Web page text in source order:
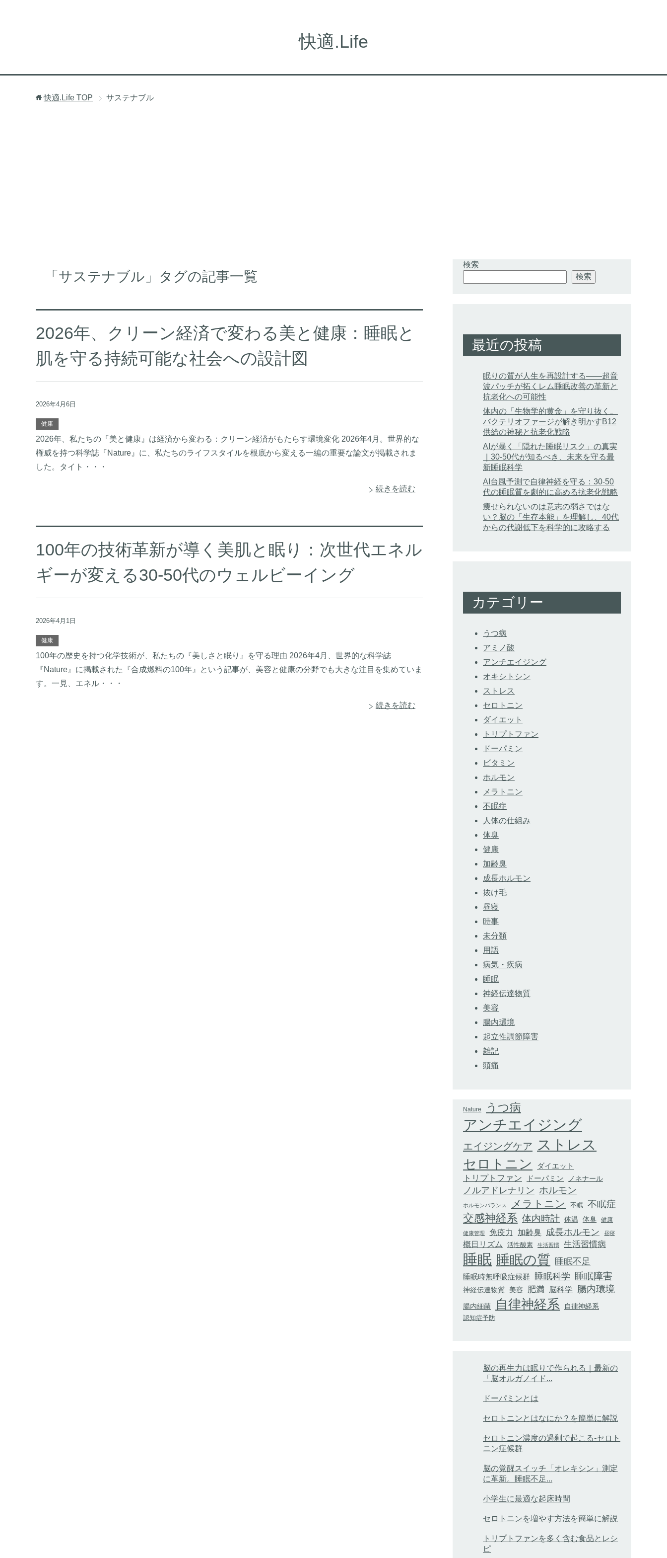
快適.Life
快適.Life TOP サステナブル
「サステナブル」タグの記事一覧
2026年、クリーン経済で変わる美と健康：睡眠と
肌を守る持続可能な社会への設計図
2026年4月6日
健康
2026年、私たちの『美と健康』は経済から変わる：クリーン経済がもたらす環境変化 2026年4月。世界的な
権威を持つ科学誌『Nature』に、私たちのライフスタイルを根底から変える一編の重要な論文が掲載されま
した。タイト・・・
続きを読む
100年の技術革新が導く美肌と眠り：次世代エネル
ギーが変える30-50代のウェルビーイング
2026年4月1日
健康
100年の歴史を持つ化学技術が、私たちの『美しさと眠り』を守る理由 2026年4月、世界的な科学誌
『Nature』に掲載された『合成燃料の100年』という記事が、美容と健康の分野でも大きな注目を集めていま
す。一見、エネル・・・
続きを読む
検索
検索
最近の投稿
眠りの質が人生を再設計する——超音
波パッチが拓くレム睡眠改善の革新と
抗老化への可能性
体内の「生物学的黄金」を守り抜く。
バクテリオファージが解き明かすB12
供給の神秘と抗老化戦略
AIが暴く「隠れた睡眠リスク」の真実
｜30-50代が知るべき、未来を守る最
新睡眠科学
AI台風予測で自律神経を守る：30-50
代の睡眠質を劇的に高める抗老化戦略
痩せられないのは意志の弱さではな
い？脳の「生存本能」を理解し、40代
からの代謝低下を科学的に攻略する
カテゴリー
うつ病
アミノ酸
アンチエイジング
オキシトシン
ストレス
セロトニン
ダイエット
トリプトファン
ドーパミン
ビタミン
ホルモン
メラトニン
不眠症
人体の仕組み
体臭
健康
加齢臭
成長ホルモン
抜け毛
昼寝
時事
未分類
用語
病気・疾病
睡眠
神経伝達物質
美容
腸内環境
起立性調節障害
雑記
頭痛
Nature うつ病
アンチエイジング
エイジングケア ストレス
セロトニン ダイエット
トリプトファン ドーパミン ノネナール
ノルアドレナリン ホルモン
ホルモンバランス メラトニン 不眠 不眠症
交感神経系 体内時計 体温 体臭 健康
健康管理 免疫力 加齢臭 成長ホルモン 昼寝
概日リズム 活性酸素 生活習慣 生活習慣病
睡眠 睡眠の質 睡眠不足
睡眠時無呼吸症候群 睡眠科学 睡眠障害
神経伝達物質 美容 肥満 脳科学 腸内環境
腸内細菌 自律神経系
自律神経系
認知症予防
脳の再生力は眠りで作られる｜最新の
「脳オルガノイド...
ドーパミンとは
セロトニンとはなにか？を簡単に解説
セロトニン濃度の過剰で起こる-セロト
ニン症候群
脳の覚醒スイッチ「オレキシン」測定
に革新。睡眠不足...
小学生に最適な起床時間
セロトニンを増やす方法を簡単に解説
トリプトファンを多く含む食品とレシ
ピ